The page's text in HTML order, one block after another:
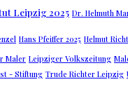
Leipzig 2025 Dr. Helmuth
Hans Pfeiffer 2025 Helmut
Maler Leipziger Volkszeitung
- Stiftung Trude Richter Leipzig